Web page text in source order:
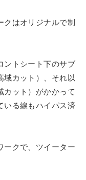
クはオリジナルで制
ントシート下のサブ
域カット）、それ以
カット）がかかって
いる線もハイパス済
ークで、ツイーター